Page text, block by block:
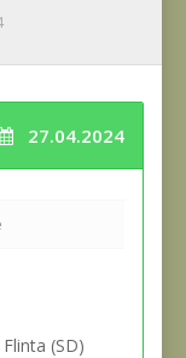
27.04.2024
(SD)